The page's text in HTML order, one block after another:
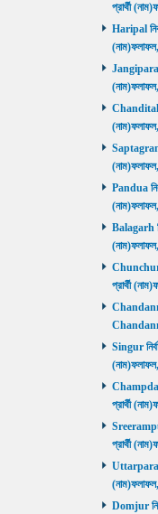
প্রার্থী
Haripal
Jangipara
Chanditala
Saptagram
Pandua
Balagarh
Chunchura
প্রার্থী
Singur
প্রার্থী
প্রার্থী
Uttarpara
Domjur